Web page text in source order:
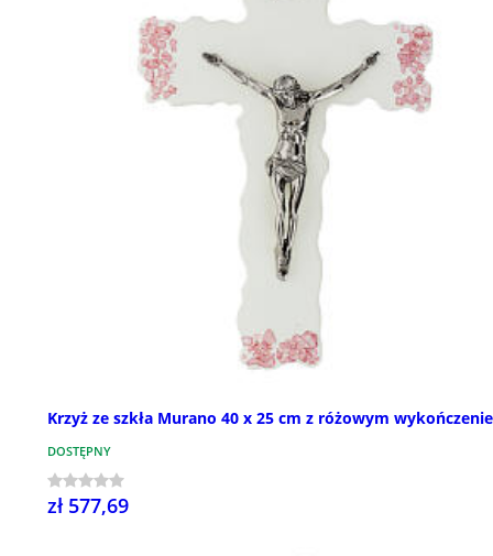
Krzyż ze szkła Murano 40 x 25 cm z różowym
DOSTĘPNY
zł 577,69